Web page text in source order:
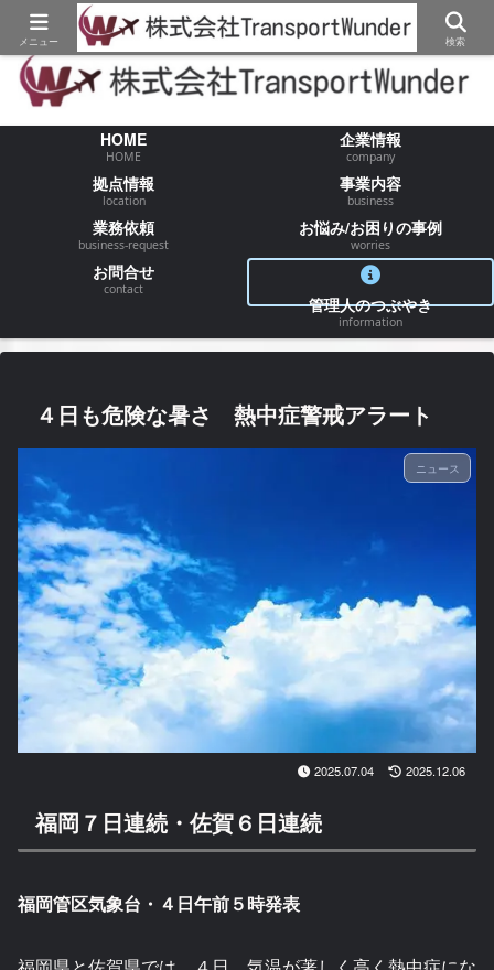
【物流/運送/配送】でお困りの事が御座いましたらお気軽にご相談ください
HOME
HOME
企業情報
company
拠点情報
location
事業内容
business
業務依頼
business-request
お悩み/お困りの事例
worries
お問合せ
contact
管理人のつぶやき
information
４日も危険な暑さ 熱中症警戒アラート
ニュース
2025.07.04 2025.12.06
福岡７日連続・佐賀６日連続
福岡管区気象台・４日午前５時発表
メニュー 検索